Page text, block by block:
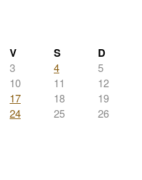
V S D
3 4
5
10 11
12
17 18
19
24 25
26